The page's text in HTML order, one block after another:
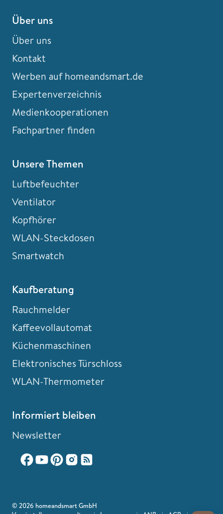
Über uns
Über uns
Kontakt
Werben auf homeandsmart.de
Expertenverzeichnis
Medienkooperationen
Fachpartner finden
Unsere Themen
Luftbefeuchter
Ventilator
Kopfhörer
WLAN-Steckdosen
Smartwatch
Kaufberatung
Rauchmelder
Kaffeevollautomat
Küchenmaschinen
Elektronisches Türschloss
WLAN-Thermometer
Informiert bleiben
Newsletter
© 2026 homeandsmart GmbH